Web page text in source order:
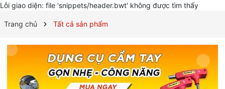
Lỗi giao diện: file 'snippets/header.bwt' không được tìm thấy
Trang chủ Tất cả sản phẩm